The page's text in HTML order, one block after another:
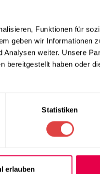
Funktionen für
geben wir Informationen
weiter. Unsere
bereitgestellt haben oder
Statistiken
erlauben
ergonomisch geformte
seines leichten
ist korrosionsbeständig
macht ihn ideal für den